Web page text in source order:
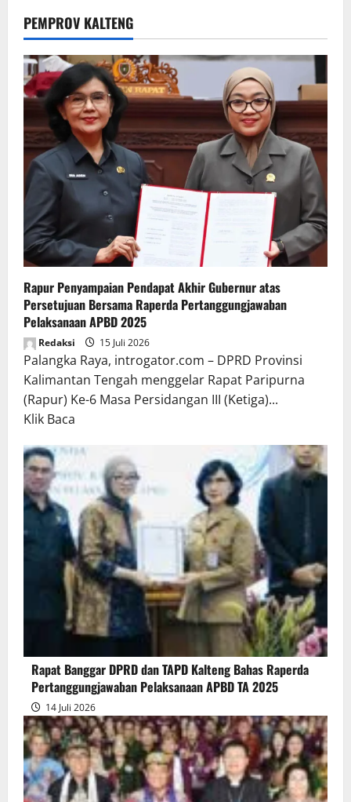
PEMPROV KALTENG
Rapur Penyampaian Pendapat Akhir Gubernur atas
Persetujuan Bersama Raperda Pertanggungjawaban
Pelaksanaan APBD 2025
Redaksi 15 Juli 2026
Palangka Raya, introgator.com – DPRD Provinsi
Kalimantan Tengah menggelar Rapat Paripurna
(Rapur) Ke-6 Masa Persidangan III (Ketiga)...
Klik Baca
about
Rapur
Penyampaian
Pendapat
Akhir
Gubernur
atas
Persetujuan
Bersama
Raperda
Pertanggungjawaban
Pelaksanaan
APBD
2025
Rapat Banggar DPRD dan TAPD Kalteng Bahas Raperda
Pertanggungjawaban Pelaksanaan APBD TA 2025
14 Juli 2026